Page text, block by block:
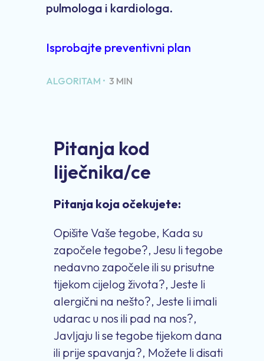
pulmologa i kardiologa.
Isprobajte preventivni plan
ALGORITAM • 3 MIN
Pitanja kod
liječnika/ce
Pitanja koja očekujete:
Opišite Vaše tegobe, Kada su
započele tegobe?, Jesu li tegobe
nedavno započele ili su prisutne
tijekom cijelog života?, Jeste li
alergični na nešto?, Jeste li imali
udarac u nos ili pad na nos?,
Javljaju li se tegobe tijekom dana
ili prije spavanja?, Možete li disati